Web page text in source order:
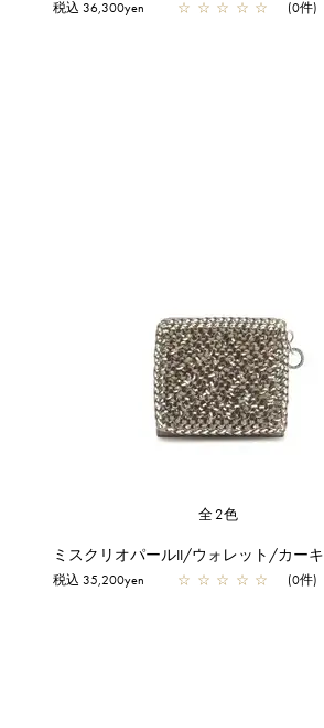
税込 36,300yen ☆ ☆ ☆ ☆ ☆ (0件)
全2色
ミスクリオパールII/ウォレット/カーキ
税込 35,200yen ☆ ☆ ☆ ☆ ☆ (0件)